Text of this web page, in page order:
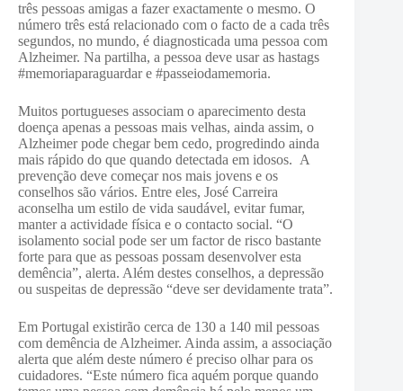
três pessoas amigas a fazer exactamente o mesmo. O
número três está relacionado com o facto de a cada três
segundos, no mundo, é diagnosticada uma pessoa com
Alzheimer. Na partilha, a pessoa deve usar as hastags
#memoriaparaguardar e #passeiodamemoria.
Muitos portugueses associam o aparecimento desta
doença apenas a pessoas mais velhas, ainda assim, o
Alzheimer pode chegar bem cedo, progredindo ainda
mais rápido do que quando detectada em idosos. A
prevenção deve começar nos mais jovens e os
conselhos são vários. Entre eles, José Carreira
aconselha um estilo de vida saudável, evitar fumar,
manter a actividade física e o contacto social. “O
isolamento social pode ser um factor de risco bastante
forte para que as pessoas possam desenvolver esta
demência”, alerta. Além destes conselhos, a depressão
ou suspeitas de depressão “deve ser devidamente trata”.
Em Portugal existirão cerca de 130 a 140 mil pessoas
com demência de Alzheimer. Ainda assim, a associação
alerta que além deste número é preciso olhar para os
cuidadores. “Este número fica aquém porque quando